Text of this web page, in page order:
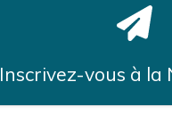
Inscrivez-vous à la